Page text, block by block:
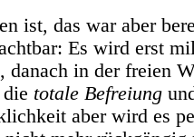
ist, das war aber
Es wird erst
danach in der freien
totale Befreiung
aber wird es